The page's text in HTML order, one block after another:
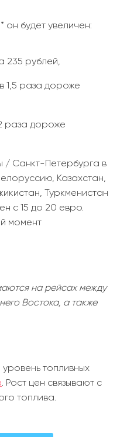
будет увеличен:
235 рублей,
в 1,5 раза дороже
раза дороже
/ Санкт-Петербурга в
Казахстан,
Туркменистан
с 15 до 20 евро.
момент
на рейсах между
Востока, а также
топливных
. Рост цен связывают с
топлива.